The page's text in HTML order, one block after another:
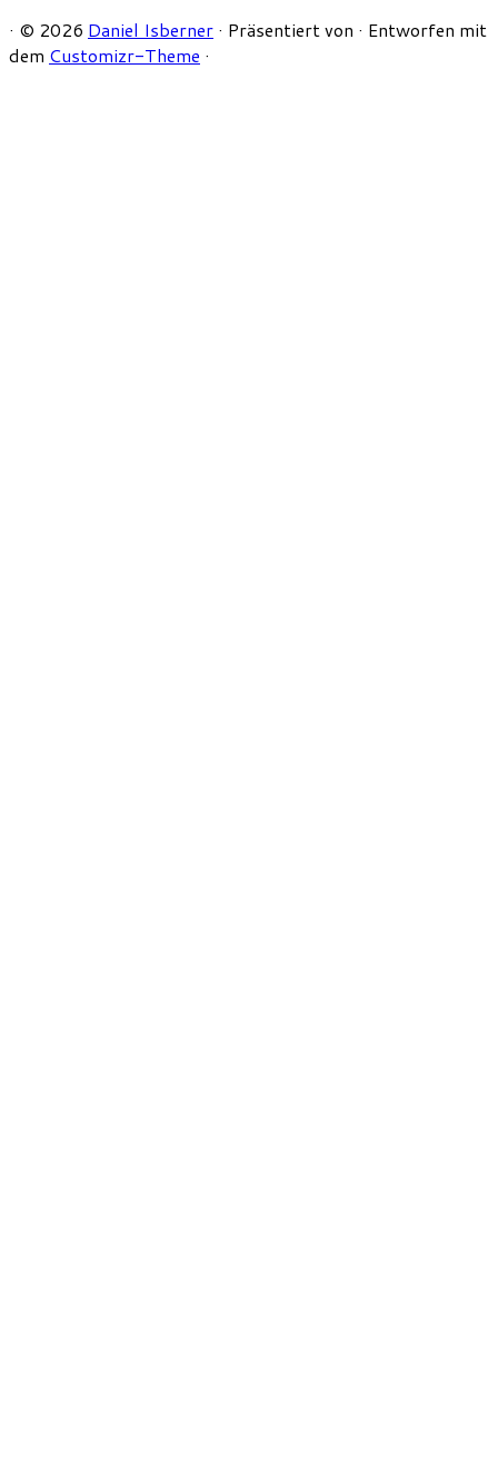
· © 2026 Daniel Isberner · Präsentiert von · Entworfen mit
dem Customizr-Theme ·